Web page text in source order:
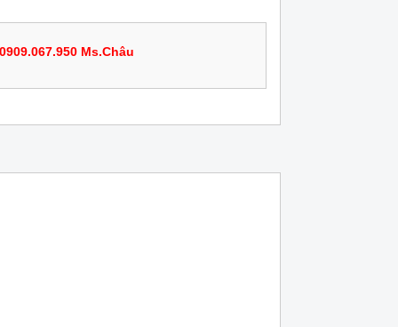
0909.067.950 Ms.Châu